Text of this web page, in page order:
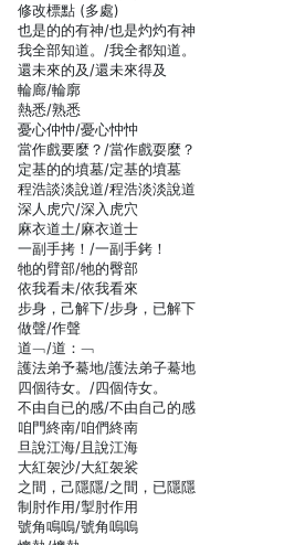
修改標點 (多處)
也是的的有神/也是灼灼有神
我全部知道。/我全都知道。
還未來的及/還未來得及
輪廊/輪廓
熱悉/熟悉
憂心仲忡/憂心忡忡
當作戲要麼？/當作戲耍麼？
定基的的墳墓/定基的墳墓
程浩談淡說道/程浩淡淡說道
深人虎穴/深入虎穴
麻衣道土/麻衣道士
一副手拷！/一副手銬！
牠的臂部/牠的臀部
依我看未/依我看來
步身，己解下/步身，已解下
做聲/作聲
道﹁/道：﹁
護法弟予驀地/護法弟子驀地
四個待女。/四個侍女。
不由自已的感/不由自己的感
咱門終南/咱們終南
旦說江海/且說江海
大紅袈沙/大紅袈裟
之間，己隱隱/之間，已隱隱
制肘作用/掣肘作用
號角鳴嗚/號角嗚嗚